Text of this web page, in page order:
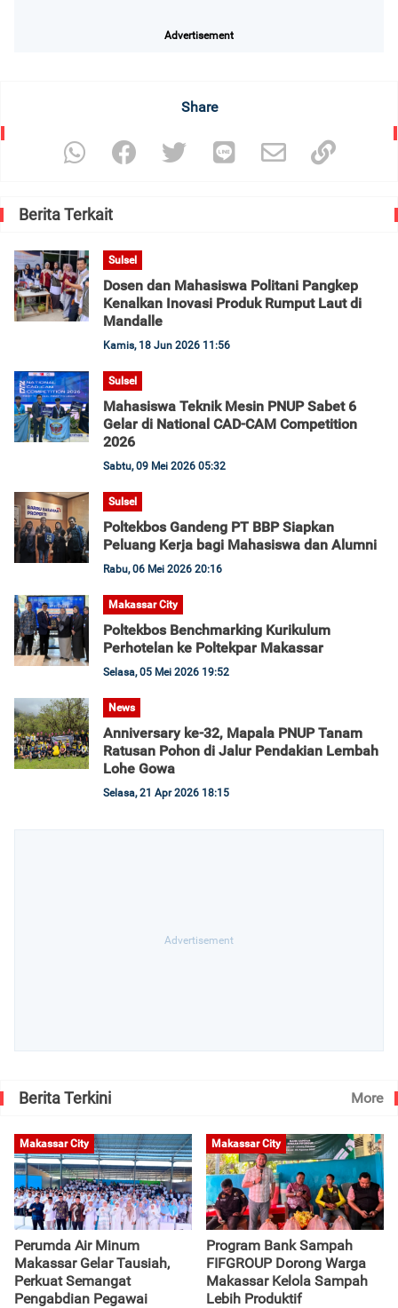
Advertisement
Share
Berita Terkait
Sulsel
Dosen dan Mahasiswa Politani Pangkep
Kenalkan Inovasi Produk Rumput Laut di
Mandalle
Kamis, 18 Jun 2026 11:56
Sulsel
Mahasiswa Teknik Mesin PNUP Sabet 6
Gelar di National CAD-CAM Competition
2026
Sabtu, 09 Mei 2026 05:32
Sulsel
Poltekbos Gandeng PT BBP Siapkan
Peluang Kerja bagi Mahasiswa dan Alumni
Rabu, 06 Mei 2026 20:16
Makassar City
Poltekbos Benchmarking Kurikulum
Perhotelan ke Poltekpar Makassar
Selasa, 05 Mei 2026 19:52
News
Anniversary ke-32, Mapala PNUP Tanam
Ratusan Pohon di Jalur Pendakian Lembah
Lohe Gowa
Selasa, 21 Apr 2026 18:15
Berita Terkini More
Makassar City
Perumda Air Minum
Makassar Gelar Tausiah,
Perkuat Semangat
Pengabdian Pegawai
Makassar City
Program Bank Sampah
FIFGROUP Dorong Warga
Makassar Kelola Sampah
Lebih Produktif